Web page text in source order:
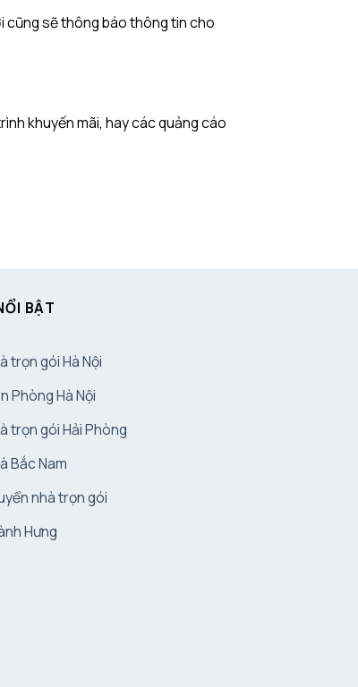
cũng sẽ thông báo thông tin cho
khuyến mãi, hay các quảng cáo
BẬT
trọn gói Hà Nội
Phòng Hà Nội
trọn gói Hải Phòng
Bắc Nam
nhà trọn gói
Hưng